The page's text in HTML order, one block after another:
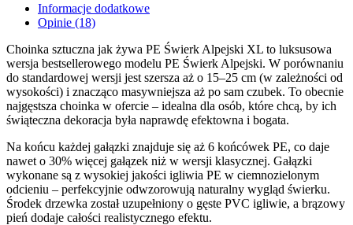
Informacje dodatkowe
Opinie (18)
Choinka sztuczna jak żywa PE Świerk Alpejski XL to luksusowa
wersja bestsellerowego modelu PE Świerk Alpejski. W porównaniu
do standardowej wersji jest szersza aż o 15–25 cm (w zależności od
wysokości) i znacząco masywniejsza aż po sam czubek. To obecnie
najgęstsza choinka w ofercie – idealna dla osób, które chcą, by ich
świąteczna dekoracja była naprawdę efektowna i bogata.
Na końcu każdej gałązki znajduje się aż 6 końcówek PE, co daje
nawet o 30% więcej gałązek niż w wersji klasycznej. Gałązki
wykonane są z wysokiej jakości igliwia PE w ciemnozielonym
odcieniu – perfekcyjnie odwzorowują naturalny wygląd świerku.
Środek drzewka został uzupełniony o gęste PVC igliwie, a brązowy
pień dodaje całości realistycznego efektu.